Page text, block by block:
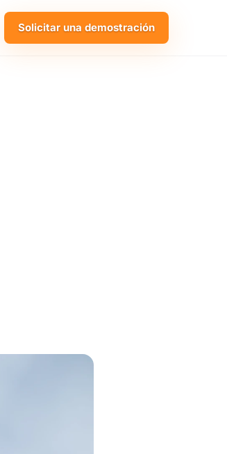
Solicitar una demostración